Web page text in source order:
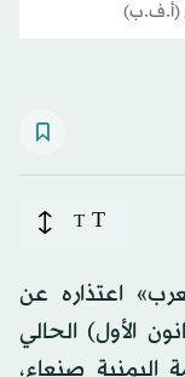
(أ.ف.ب)
T
T
اعتذاره عن
ديسمبر (كانون الأول) الحالي
صنعاء،